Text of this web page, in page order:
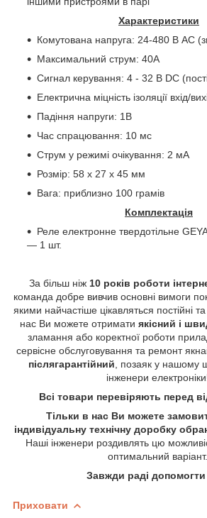
Характеристики
Комутована напруга: 24-480 В AC
Максимальний струм: 40A
Сигнал керування: 4 - 32 В DC
Електрична міцність ізоляції вхід/
Падіння напруги: 1В
Час спрацювання: 10 мс
Струм у режимі очікування: 2 мА
Розмір: 58 х 27 х 45 мм
Вага: приблизно 100 грамів
Комплектація
Реле електронне твердотільне
— 1 шт.
За більш ніж 10 років роботи
команда добре вивчив основні вимоги
якими найчастіше цікавляться постійні
нас Ви можете отримати якісний і
зламання або коректної роботи
сервісне обслуговування та ремонт
післягарантійний , позаяк у нашому
інженери
Всі товари перевіряють перед
Тільки в нас Ви можете
індивідуальну технічну доробку
Наші інженери роздивлять цю
оптимальний варіант.
Завжди раді
Приховати